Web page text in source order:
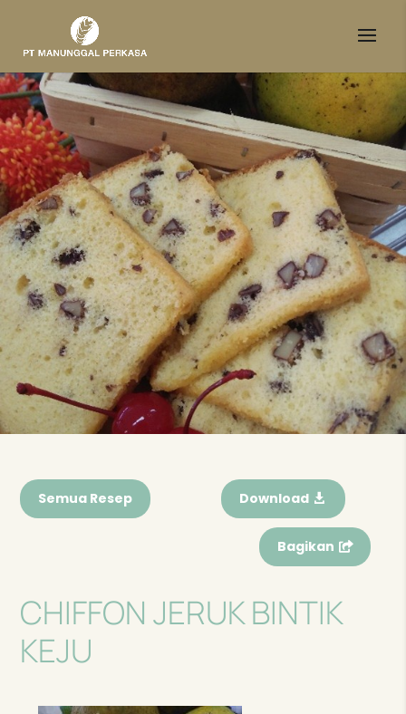
Semua Resep Download
Bagikan
CHIFFON JERUK BINTIK
KEJU